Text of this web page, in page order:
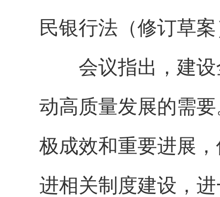
民银行法（修订草
会议指出，建设
动高质量发展的需
极成效和重要进展
进相关制度建设，